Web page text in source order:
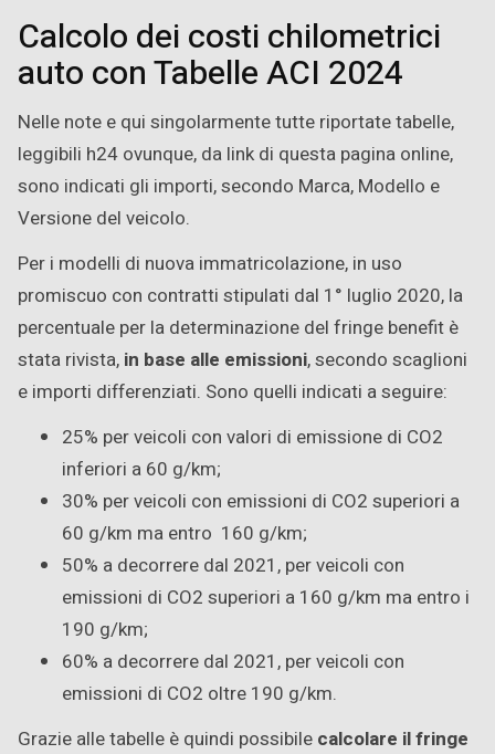
Calcolo dei costi chilometrici
auto con Tabelle ACI 2024
Nelle note e qui singolarmente tutte riportate tabelle,
leggibili h24 ovunque, da link di questa pagina online,
sono indicati gli importi, secondo Marca, Modello e
Versione del veicolo.
Per i modelli di nuova immatricolazione, in uso
promiscuo con contratti stipulati dal 1° luglio 2020, la
percentuale per la determinazione del fringe benefit è
stata rivista, in base alle emissioni, secondo scaglioni
e importi differenziati. Sono quelli indicati a seguire:
25% per veicoli con valori di emissione di CO2
inferiori a 60 g/km;
30% per veicoli con emissioni di CO2 superiori a
60 g/km ma entro 160 g/km;
50% a decorrere dal 2021, per veicoli con
emissioni di CO2 superiori a 160 g/km ma entro i
190 g/km;
60% a decorrere dal 2021, per veicoli con
emissioni di CO2 oltre 190 g/km.
Grazie alle tabelle è quindi possibile calcolare il fringe